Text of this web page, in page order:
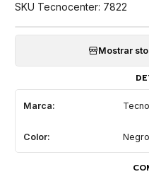
SKU Tecnocenter: 7822
Mostrar
Marca:
Color: Negro